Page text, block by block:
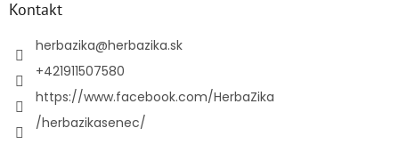
Kontakt
herbazika@herbazika.sk
+421911507580
https://www.facebook.com/HerbaZika
/herbazikasenec/